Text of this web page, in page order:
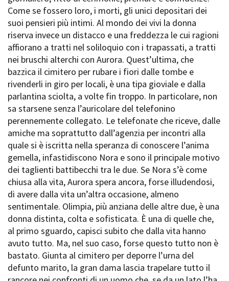
FILM FUNDS
Piemonte Film Tv Fund
Piemonte Film Tv
Development Fund
Piemonte Doc Film Fund
Short Film Fund
PRODUCTION GUIDE
Società di produzione
Strutture di servizio
Professionisti
Attrici-Attori
Beginners
LOCATION GUIDE
FILM DATABASE
BOOK DATABASE
NEWS
CASTING
Mostra Internazionale d’Arte
Cinematografica Venezia
Toronto International Film
Festival
Festa del Cinema di Roma
Torino Film Festival
David di Donatello
Nastri d’Argento
Premio Solinas
STRUMENTI
Location - Accedi al tuo
profilo
Location - Nuovo utente
Newsletter
Lavora con noi
Stage - Tirocini - Scuola e
Lavoro
Elenco Operatori Economici
per affidamento lavori in
economia
Come se fossero loro, i morti, gli unici depositari dei
suoi pensieri più intimi. Al mondo dei vivi la donna
riserva invece un distacco e una freddezza le cui ragioni
affiorano a tratti nel soliloquio con i trapassati, a tratti
nei bruschi alterchi con Aurora. Quest’ultima, che
bazzica il cimitero per rubare i fiori dalle tombe e
rivenderli in giro per locali, è una tipa gioviale e dalla
parlantina sciolta, a volte fin troppo. In particolare, non
sa starsene senza l’auricolare del telefonino
perennemente collegato. Le telefonate che riceve, dalle
amiche ma soprattutto dall’agenzia per incontri alla
quale si è iscritta nella speranza di conoscere l’anima
gemella, infastidiscono Nora e sono il principale motivo
dei taglienti battibecchi tra le due. Se Nora s’è come
chiusa alla vita, Aurora spera ancora, forse illudendosi,
di avere dalla vita un’altra occasione, almeno
sentimentale. Olimpia, più anziana delle altre due, è una
donna distinta, colta e sofisticata. È una di quelle che,
al primo sguardo, capisci subito che dalla vita hanno
avuto tutto. Ma, nel suo caso, forse questo tutto non è
bastato. Giunta al cimitero per deporre l’urna del
defunto marito, la gran dama lascia trapelare tutto il